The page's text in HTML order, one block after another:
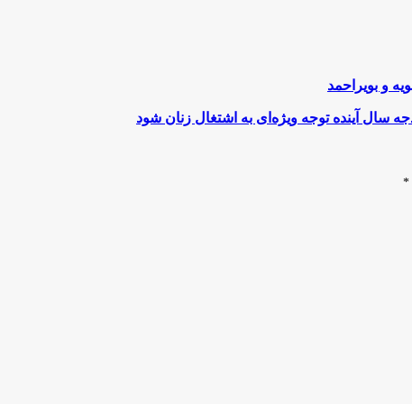
و بویراحمد
سال آینده توجه ویژه‌ای به اشتغال زنان شود
*